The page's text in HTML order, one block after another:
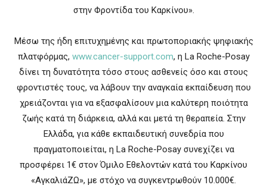
στην Φροντίδα του Καρκίνου».
Μέσω της ήδη επιτυχημένης και πρωτοποριακής ψηφιακής
πλατφόρμας, www.cancer-support.com, η La Roche-Posay
δίνει τη δυνατότητα τόσο στους ασθενείς όσο και στους
φροντιστές τους, να λάβουν την αναγκαία εκπαίδευση που
χρειάζονται για να εξασφαλίσουν μια καλύτερη ποιότητα
ζωής κατά τη διάρκεια, αλλά και μετά τη θεραπεία. Στην
Ελλάδα, για κάθε εκπαιδευτική συνεδρία που
πραγματοποιείται, η La Roche-Posay συνεχίζει να
προσφέρει 1€ στον Όμιλο Εθελοντών κατά του Καρκίνου
«ΑγκαλιάΖΩ», με στόχο να συγκεντρωθούν 10.000€.